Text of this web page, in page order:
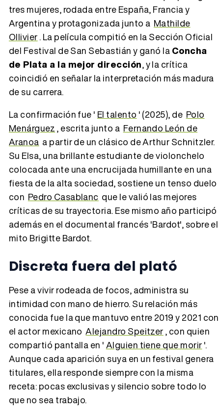
tres mujeres, rodada entre España, Francia y
Argentina y protagonizada junto a Mathilde
Ollivier. La película compitió en la Sección Oficial
del Festival de San Sebastián y ganó laConcha
de Plata a la mejor dirección, y la crítica
coincidió en señalar la interpretación más madura
de su carrera.
La confirmación fue ' El talento ' (2025), de Polo
Menárguez, escrita junto a Fernando León de
Aranoa a partir de un clásico de Arthur Schnitzler.
Su Elsa, una brillante estudiante de violonchelo
colocada ante una encrucijada humillante en una
fiesta de la alta sociedad, sostiene un tenso duelo
con Pedro Casablanc que le valió las mejores
críticas de su trayectoria. Ese mismo año participó
además en el documental francés 'Bardot', sobre el
mito Brigitte Bardot.
Discreta fuera del plató
Pese a vivir rodeada de focos, administra su
intimidad con mano de hierro. Su relación más
conocida fue la que mantuvo entre 2019 y 2021 con
el actor mexicano Alejandro Speitzer, con quien
compartió pantalla en 'Alguien tiene que morir'.
Aunque cada aparición suya en un festival genera
titulares, ella responde siempre con la misma
receta: pocas exclusivas y silencio sobre todo lo
que no sea trabajo.